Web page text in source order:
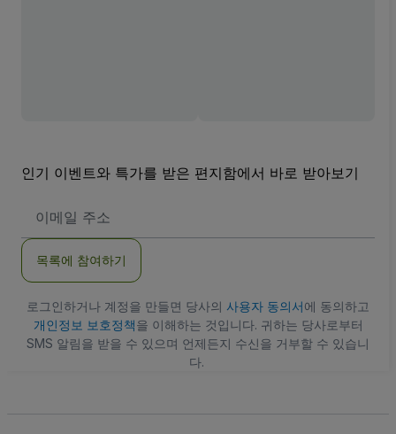
인기 이벤트와 특가를 받은 편지함에서 바로 받아보기
메
소
목록에 참여하기
로그인하거나 계정을 만들면 당사의 사용자 동의서에 동의하고
개인정보 보호정책을 이해하는 것입니다. 귀하는 당사로부터
SMS 알림을 받을 수 있으며 언제든지 수신을 거부할 수 있습니
다.